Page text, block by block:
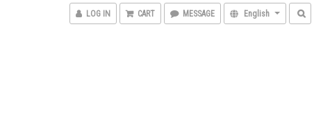
LOG IN CART MESSAGE English